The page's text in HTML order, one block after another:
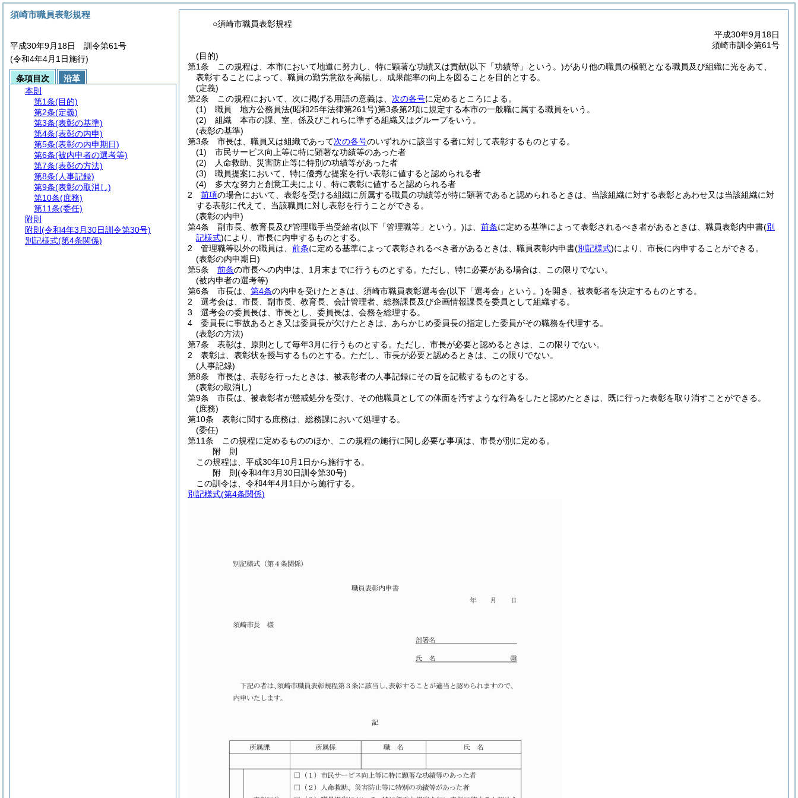
○須崎市職員表彰規程
平成30年9月18日
須崎市訓令第61号
(目的)
第1条
この規程は、本市において地道に努力し、特に顕著な功績又は貢献(以下「功績等」という。)があり他の職員の模範となる職員及び組織に光をあて、
表彰することによって、職員の勤労意欲を高揚し、成果能率の向上を図ることを目的とする。
(定義)
第2条
この規程において、次に掲げる用語の意義は、 次の各号に定めるところによる。
(1)
職員 地方公務員法(昭和25年法律第261号)第3条第2項に規定する本市の一般職に属する職員をいう。
(2)
組織 本市の課、室、係及びこれらに準ずる組織又はグループをいう。
(表彰の基準)
第3条
市長は、職員又は組織であって次の各号のいずれかに該当する者に対して表彰するものとする。
(1)
市民サービス向上等に特に顕著な功績等のあった者
(2)
人命救助、災害防止等に特別の功績等があった者
(3)
職員提案において、特に優秀な提案を行い表彰に値すると認められる者
(4)
多大な努力と創意工夫により、特に表彰に値すると認められる者
2
前項の場合において、表彰を受ける組織に所属する職員の功績等が特に顕著であると認められるときは、当該組織に対する表彰とあわせ又は当該組織に対
する表彰に代えて、当該職員に対し表彰を行うことができる。
(表彰の内申)
第4条
副市長、教育長及び管理職手当受給者(以下「管理職等」という。)は、 前条に定める基準によって表彰されるべき者があるときは、職員表彰内申書(別
記様式)により、市長に内申するものとする。
2
管理職等以外の職員は、 前条に定める基準によって表彰されるべき者があるときは、職員表彰内申書(別記様式)により、市長に内申することができる。
(表彰の内申期日)
第5条
前条の市長への内申は、1月末までに行うものとする。 ただし、特に必要がある場合は、この限りでない。
(被内申者の選考等)
第6条
市長は、 第4条の内申を受けたときは、須崎市職員表彰選考会(以下「選考会」という。)を開き、被表彰者を決定するものとする。
2
選考会は、市長、副市長、教育長、会計管理者、総務課長及び企画情報課長を委員として組織する。
3
選考会の委員長は、市長とし、委員長は、会務を総理する。
4
委員長に事故あるとき又は委員長が欠けたときは、あらかじめ委員長の指定した委員がその職務を代理する。
(表彰の方法)
第7条
表彰は、原則として毎年3月に行うものとする。 ただし、市長が必要と認めるときは、この限りでない。
2
表彰は、表彰状を授与するものとする。 ただし、市長が必要と認めるときは、この限りでない。
(人事記録)
第8条
市長は、表彰を行ったときは、被表彰者の人事記録にその旨を記載するものとする。
(表彰の取消し)
第9条
市長は、被表彰者が懲戒処分を受け、その他職員としての体面を汚すような行為をしたと認めたときは、既に行った表彰を取り消すことができる。
(庶務)
第10条
表彰に関する庶務は、総務課において処理する。
(委任)
第11条
この規程に定めるもののほか、この規程の施行に関し必要な事項は、市長が別に定める。
附 則
この規程は、平成30年10月1日から施行する。
附 則(令和4年3月30日訓令第30号)
この訓令は、令和4年4月1日から施行する。
別記様式(第4条関係)
須崎市職員表彰規程
平成30年9月18日 訓令第61号
(令和4年4月1日施行)
条項目次
沿革
本則
第1条(目的)
第2条(定義)
第3条(表彰の基準)
第4条(表彰の内申)
第5条(表彰の内申期日)
第6条(被内申者の選考等)
第7条(表彰の方法)
第8条(人事記録)
第9条(表彰の取消し)
第10条(庶務)
第11条(委任)
附則
附則 (令和4年3月30日訓令第30号)
別記様式(第4条関係)